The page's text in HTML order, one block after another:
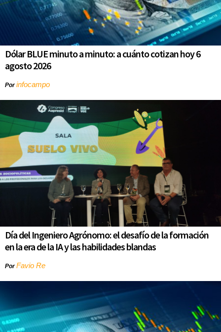
Dólar BLUE minuto a minuto: a cuánto cotizan hoy 6
agosto 2026
Porinfocampo
Día del Ingeniero Agrónomo: el desafío de la formación
en la era de la IA y las habilidades blandas
PorFavio Re